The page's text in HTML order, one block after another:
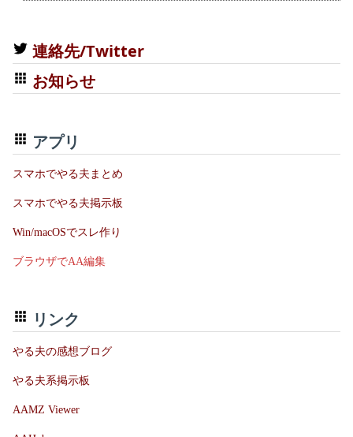
連絡先/Twitter
お知らせ
アプリ
スマホでやる夫まとめ
スマホでやる夫掲示板
Win/macOSでスレ作り
ブラウザでAA編集
リンク
やる夫の感想ブログ
やる夫系掲示板
AAMZ Viewer